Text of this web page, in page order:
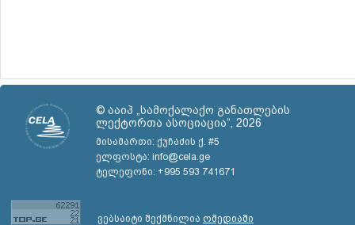
© ააიპ „სამოქალაქო განათლების
ლექტორთა ასოციაცია“, 2026
მისამართი: ქუჩაძის ქ. #5
ელფოსტა: info@cela.ge
ტელეფონი: +995 593 741671
ვებსაიტი შექმნილია ომედიაში